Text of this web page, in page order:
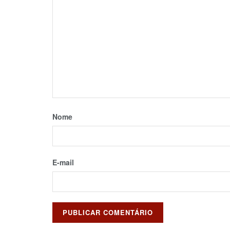
Nome
E-mail